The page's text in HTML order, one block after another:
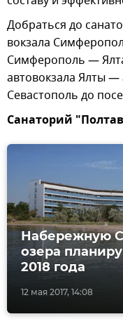
Добраться до
вокзала
Симферополь —
автовокзала Ялты
Севастополь до
Санаторий
12 мая 2017, 14:08
Набережную
озера
2018 года